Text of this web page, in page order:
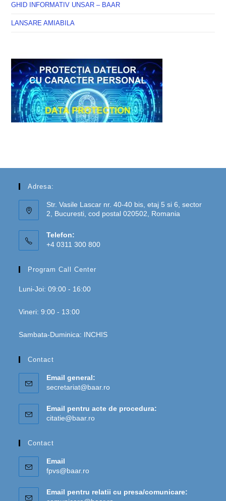
GHID INFORMATIV UNSAR – BAAR
LANSARE AMIABILA
Adresa:
Str. Vasile Lascar nr. 40-40 bis, etaj 5 si 6, sector
2, Bucuresti, cod postal 020502, Romania
Telefon:
+4 0311 300 800
Program Call Center
Luni-Joi: 09:00 - 16:00
Vineri: 9:00 - 13:00
Sambata-Duminica: INCHIS
Contact
Email general:
secretariat@baar.ro
Email pentru acte de procedura:
citatie@baar.ro
Contact
Email
fpvs@baar.ro
Email pentru relatii cu presa/comunicare: